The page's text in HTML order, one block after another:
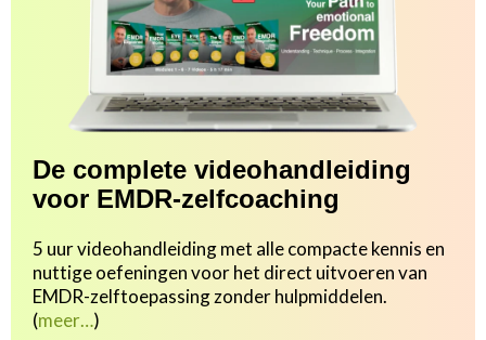
De complete videohandleiding
voor EMDR-zelfcoaching
5 uur videohandleiding met alle compacte kennis en
nuttige oefeningen voor het direct uitvoeren van
EMDR-zelftoepassing zonder hulpmiddelen.
(meer…)